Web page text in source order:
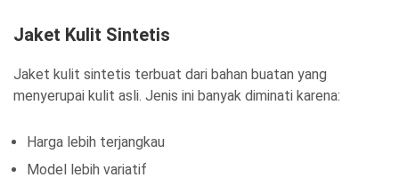
Jaket Kulit Sintetis
Jaket kulit sintetis terbuat dari bahan buatan yang
menyerupai kulit asli. Jenis ini banyak diminati karena:
Harga lebih terjangkau
Model lebih variatif